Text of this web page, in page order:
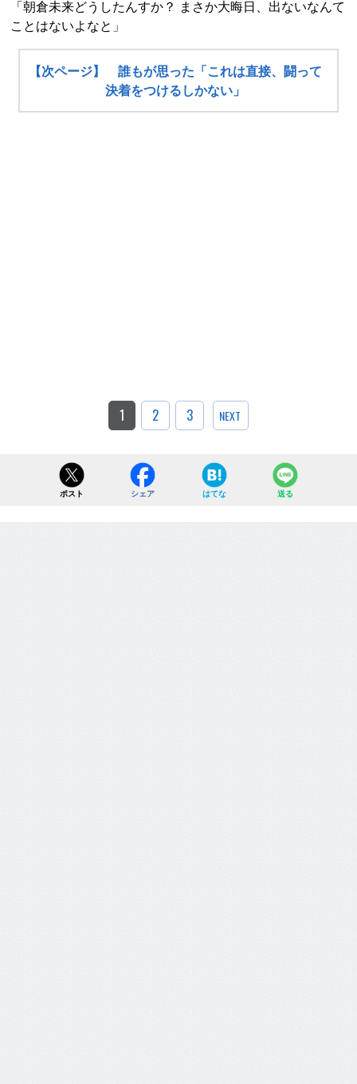
「朝倉未来どうしたんすか？ まさか大晦日、出ないなんて
ことはないよなと」
【次ページ】 誰もが思った「これは直接、闘って
決着をつけるしかない」
1 2 3 NEXT
ポスト シェア はてな 送る